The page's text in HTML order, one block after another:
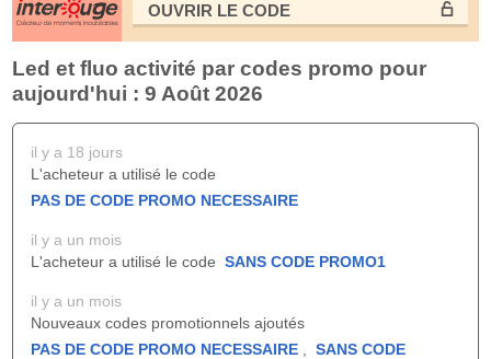
OUVRIR LE СODE
Led et fluo activité par codes promo pour
aujourd'hui : 9 Août 2026
il y a 18 jours
L'acheteur a utilisé le code
PAS DE CODE PROMO NECESSAIRE
il y a un mois
L'acheteur a utilisé le code SANS CODE PROMO1
il y a un mois
Nouveaux codes promotionnels ajoutés
PAS DE CODE PROMO NECESSAIRE
SANS CODE